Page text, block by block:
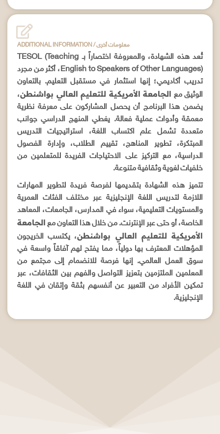
ADDITIONAL INFORMATION / معلومات أخرى
تُعد هذه الشهادة، والمعروفة اختصاراً بـ TESOL (Teaching
English to Speakers of Other Languages)، أكثر من مجرد
تدريب أكاديمي؛ إنها استثمار في مستقبل التعليم. بالتعاون
الوثيق مع الجامعة الأمريكية للتعليم العالي بواشنطن،
يضمن هذا البرنامج أن يحصل المشاركون على معرفة نظرية
معمقة وأدوات عملية فعالة. يغطي المنهج الدراسي جوانب
متعددة تشمل علم اكتساب اللغة، استراتيجيات التدريس
المبتكرة، تطوير المناهج، تقييم الطلاب، وإدارة الفصول
الدراسية، مع التركيز على الاحتياجات الفريدة للمتعلمين من
خلفيات لغوية وثقافية متنوعة.
تتميز هذه الشهادة بتقديمها لفرصة فريدة لتطوير المهارات
اللازمة لتدريس اللغة الإنجليزية عبر مختلف الفئات العمرية
والمستويات التعليمية، سواء في المدارس، الجامعات، المعاهد
الخاصة، أو حتى عبر الإنترنت. من خلال هذا التعاون مع الجامعة
الأمريكية للتعليم العالي بواشنطن، يكتسب الخريجون
المؤهلات المعترف بها دولياً، مما يفتح لهم آفاقاً واسعة في
سوق العمل العالمي. إنها فرصة للانضمام إلى مجتمع من
المعلمين الملتزمين بتعزيز التواصل والفهم بين الثقافات، عبر
تمكين الأفراد من التعبير عن أنفسهم بثقة وإتقان في اللغة
الإنجليزية.